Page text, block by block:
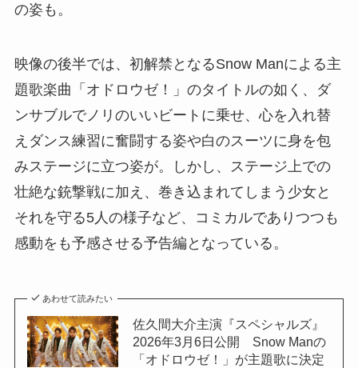
の姿も。
映像の後半では、初解禁となるSnow Manによる主
題歌楽曲「オドロウゼ！」のタイトルの如く、ダ
ンサブルでノリのいいビートに乗せ、心を入れ替
えダンス練習に奮闘する姿や白のスーツに身を包
みステージに立つ姿が。しかし、ステージ上での
壮絶な銃撃戦に加え、巻き込まれてしまう少女と
それを守る5人の様子など、コミカルでありつつも
感動をも予感させる予告編となっている。
あわせて読みたい
佐久間大介主演『スペシャルズ』
2026年3月6日公開 Snow Manの
「オドロウゼ！」が主題歌に決定